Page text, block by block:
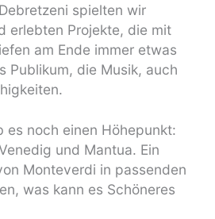
spielten wir
erlebten Projekte, die mit
am Ende immer etwas
Publikum, die Musik, auch
es noch einen Höhepunkt:
und Mantua. Ein
Monteverdi in passenden
was kann es Schöneres